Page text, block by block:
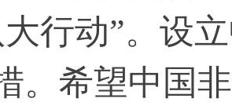
行动”。设
。希望中国